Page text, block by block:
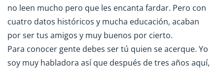
no leen mucho pero que les encanta fardar. Pero con
cuatro datos históricos y mucha educación, acaban
por ser tus amigos y muy buenos por cierto.
Para conocer gente debes ser tú quien se acerque. Yo
soy muy habladora así que después de tres años aquí,